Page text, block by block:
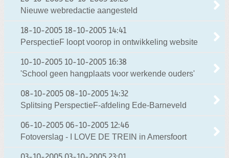
Nieuwe webredactie aangesteld
18-10-2005 18-10-2005 14:41
PerspectieF loopt voorop in ontwikkeling website
10-10-2005 10-10-2005 16:38
'School geen hangplaats voor werkende ouders'
08-10-2005 08-10-2005 14:32
Splitsing PerspectieF-afdeling Ede-Barneveld
06-10-2005 06-10-2005 12:46
Fotoverslag - I LOVE DE TREIN in Amersfoort